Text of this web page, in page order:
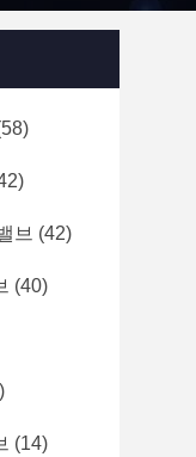
브 (42)
(40)
(14)